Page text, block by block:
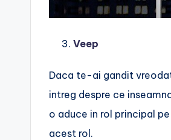
Veep
Daca te-ai gandit
intreg despre ce
o aduce in rol principal
acest rol.